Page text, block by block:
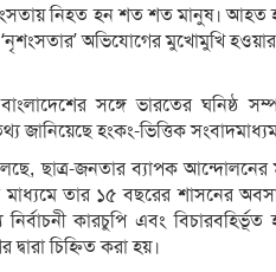
নিহত হন শত শত মানুষ। আহত
অভিযোগের মুখোমুখি
সঙ্গে ভারতের ঘনিষ্ঠ
জানিয়েছে হংকং-ভিত্তিক
ছাত্র-জনতার ব্যাপক
মাধ্যমে তার ১৫ বছরের শাসনের
নির্বাচনী কারচুপি এবং
চিহ্নিত করা হয়।